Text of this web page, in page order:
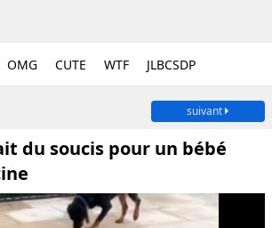
OMG CUTE WTF JLBCSDP
suivant
du soucis pour un bébé